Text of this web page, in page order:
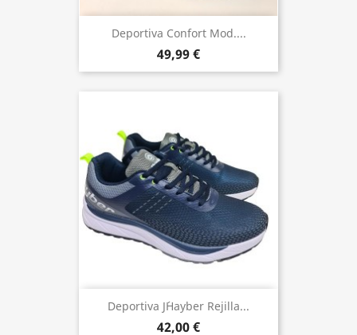
Deportiva Confort Mod....
49,99 €
Deportiva J´hayber Rejilla...
42,00 €